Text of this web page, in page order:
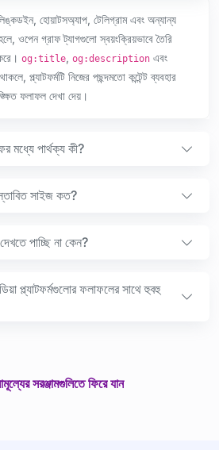
হোয়াটসঅ্যাপ, টেলিগ্রাম এবং অন্যান্য
হলে, ওপেন গ্রাফ ট্যাগগুলো স্বয়ংক্রিয়ভাবে তৈরি
og:title, og:description এবং
প্ল্যাটফর্মটি নিজের পছন্দমতো কন্টেন্ট ব্যবহার
ফলাফল দেখা দেয়।
মধ্যে পার্থক্য কী?
সাইজ কত?
পাচ্ছি না কেন?
প্ল্যাটফর্মগুলোর ফলাফলের সাথে হুবহু
সরঞ্জামগুলিতে ফিরে যান